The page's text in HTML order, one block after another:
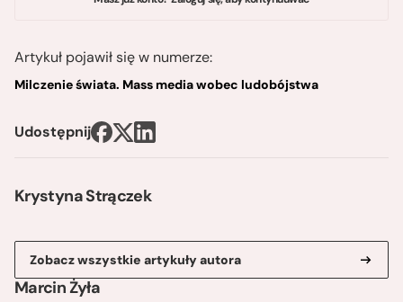
Krystyna Strączek
Zobacz wszystkie artykuły autora
Marcin Żyła
Artykuł pojawił się w numerze:
Milczenie świata. Mass media wobec ludobójstwa
Udostępnij